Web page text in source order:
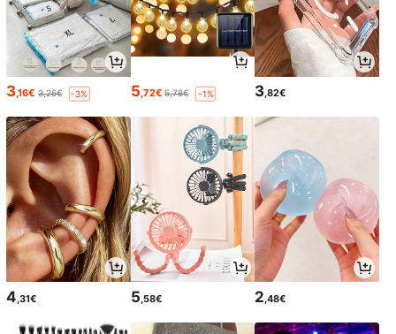
3,16€ 3,26€ -3% 5,72€ 5,78€ -1% 3,82€
4 ,31€ 5 ,58€ 2 ,48€